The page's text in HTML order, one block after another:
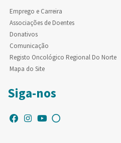
Emprego e Carreira
Associações de Doentes
Donativos
Comunicação
Registo Oncológico Regional Do Norte
Mapa do Site
Siga-nos